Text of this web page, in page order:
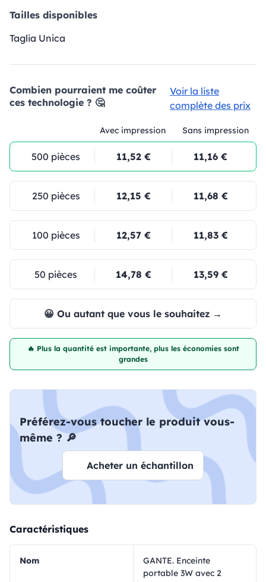
Tailles disponibles
Taglia Unica
Combien pourraient me coûter
ces technologie ? 🤔
Voir la liste
complète des prix
Avec impression Sans impression
500 pièces 11,52 € 11,16 €
250 pièces 12,15 € 11,68 €
100 pièces 12,57 € 11,83 €
50 pièces 14,78 € 13,59 €
😀 Ou autant que vous le souhaitez →
🔥 Plus la quantité est importante, plus les économies sont
grandes
Préférez-vous toucher le produit vous-
même ? 🔎
Acheter un échantillon
Caractéristiques
Nom
GANTE. Enceinte
portable 3W avec 2